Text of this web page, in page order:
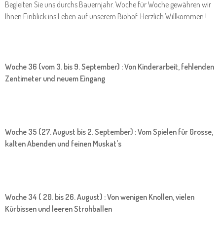
Begleiten Sie uns durchs Bauernjahr. Woche für Woche gewähren wir
Ihnen Einblick ins Leben auf unserem Biohof. Herzlich Willkommen !
Woche 36 (vom 3. bis 9. September) : Von Kinderarbeit, fehlenden
Zentimeter und neuem Eingang
Woche 35 (27. August bis 2. September) : Vom Spielen für Grosse,
kalten Abenden und feinen Muskat's
Woche 34 ( 20. bis 26. August) : Von wenigen Knollen, vielen
Kürbissen und leeren Strohballen